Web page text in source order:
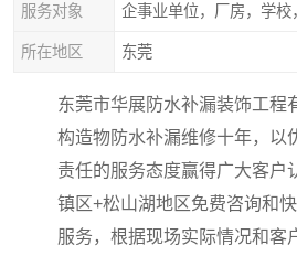
服务对象
所在地区 东莞
东莞市华展防水补漏装饰工程
构造物防水补漏维修十年，以
责任的服务态度赢得广大客户
镇区+松山湖地区免费咨询和
服务，根据现场实际情况和客